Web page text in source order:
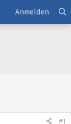
Anmelden
#1